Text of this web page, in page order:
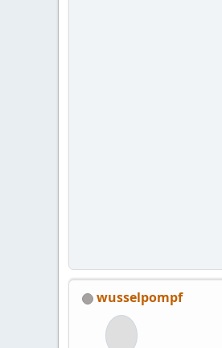
wusselpompf